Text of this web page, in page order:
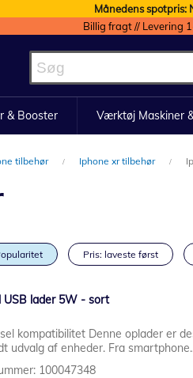
Månedens spotpris:
Billig fragt // Levering
& Booster Værktøj Maskiner
tilbehør Iphone xr tilbehør
Pris: laveste først
USB lader 5W - sort
kompatibilitet Denne oplader er
udvalg af enheder. Fra
100047348